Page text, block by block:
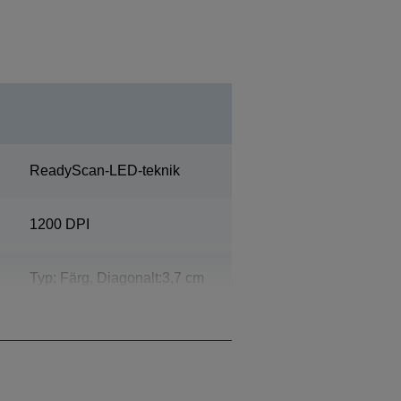
ReadyScan-LED-teknik
1200 DPI
Typ: Färg, Diagonalt:3,7 cm